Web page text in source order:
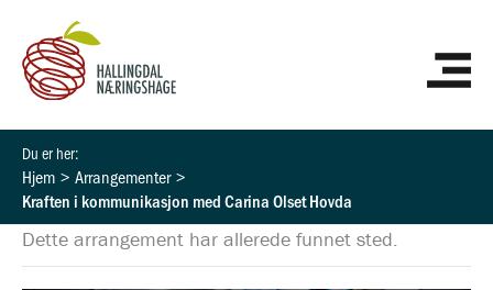
innholdet
Hjem
Arrangementer
Kraften i kommunikasjon med Carina Olset Hovda
Dette arrangement har allerede funnet sted.